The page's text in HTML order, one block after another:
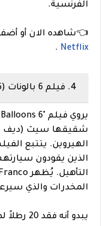
الفرنسية.
👈شاهده الان أو أضفه
Netflix
.
4. فيلم 6 بالونات (6 Balloons)
شقيقها سيث (ديف
الهيروين. يتتبع
الذين يقودون
المخدرات والذي
يبدو